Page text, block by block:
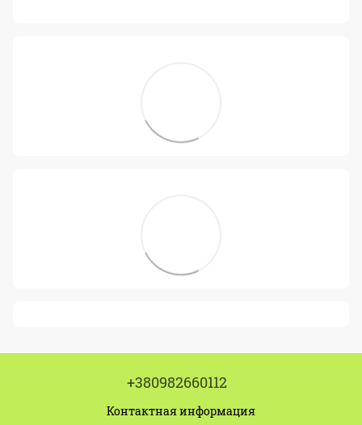
+380982660112
Контактная информация